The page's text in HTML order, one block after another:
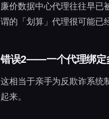
廉价数据中心代理往往早已
谓的「划算」代理很可能已
错误2——一个代理绑定
这相当于亲手为反欺诈系统
起来。